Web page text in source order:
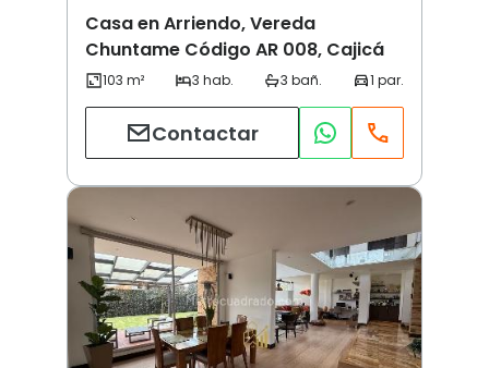
Casa en Arriendo, Vereda
Chuntame Código AR 008, Cajicá
Contactar